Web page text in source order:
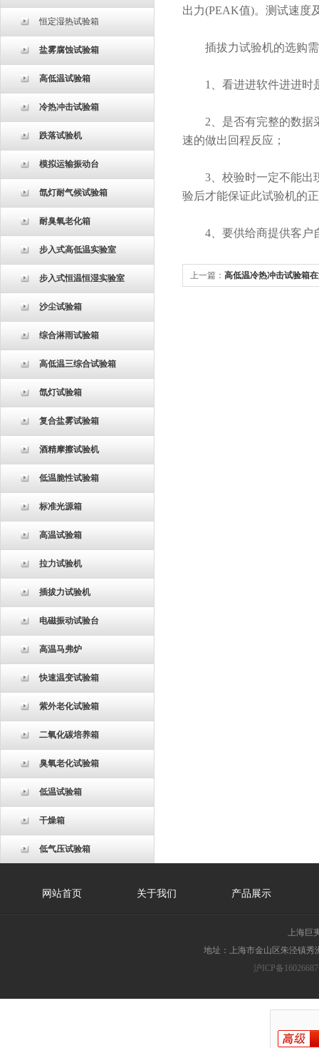
恒定湿热试验箱
盐雾腐蚀试验箱
高低温试验箱
冷热冲击试验箱
跌落试验机
模拟运输振动台
氙灯耐气候试验箱
耐臭氧老化箱
步入式高低温实验室
步入式恒温恒湿实验室
沙尘试验箱
综合淋雨试验箱
高低温三综合试验箱
氙灯试验箱
复合盐雾试验箱
酒精摩擦试验机
低温脆性试验箱
标准光源箱
高温试验箱
拉力试验机
插拔力试验机
电磁振动试验台
高温马弗炉
快速温变试验箱
紫外老化试验箱
二氧化碳培养箱
臭氧老化试验箱
低温试验箱
干燥箱
低气压试验箱
出力(PEAK值)。测试速度
插拔力试验机的选购需
1、看进进软件进进时是
2、是否有完整的数据采
速的做出回程反应；
3、校验时一定不能出现
验后才能保证此试验机的
4、要供给商提供客户
上一篇： 高低温冷热冲击试验箱
网站首页 关于我们 产品展示
上海巨
地址：上海市金山区朱泾镇秀
沪ICP备